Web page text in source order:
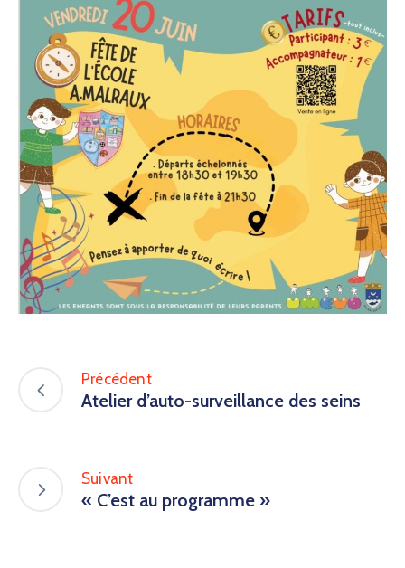
Précédent
Atelier d’auto-surveillance des seins
Suivant
« C’est au programme »